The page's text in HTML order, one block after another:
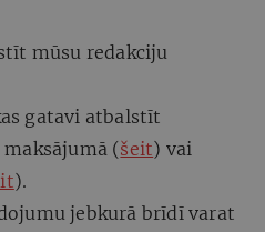
mūsu redakciju
gatavi atbalstīt
(šeit) vai
).
jebkurā brīdī varat